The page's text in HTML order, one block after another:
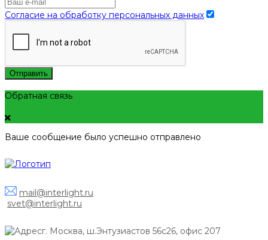
Согласие на обработку персональных данных
Отправить
Обратная связь
Ваше сообщение было успешно отправлено
mail@interlight.ru
svet@interlight.ru
г. Москва, ш.Энтузиастов 56с26, офис 207